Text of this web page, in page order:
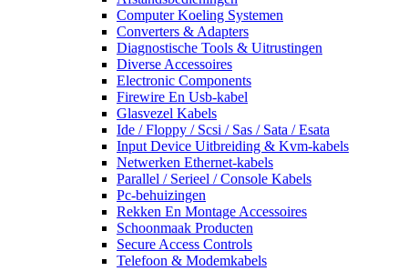
Computer Koeling Systemen
Converters & Adapters
Diagnostische Tools & Uitrustingen
Diverse Accessoires
Electronic Components
Firewire En Usb-kabel
Glasvezel Kabels
Ide / Floppy / Scsi / Sas / Sata / Esata
Input Device Uitbreiding & Kvm-kabels
Netwerken Ethernet-kabels
Parallel / Serieel / Console Kabels
Pc-behuizingen
Rekken En Montage Accessoires
Schoonmaak Producten
Secure Access Controls
Telefoon & Modemkabels